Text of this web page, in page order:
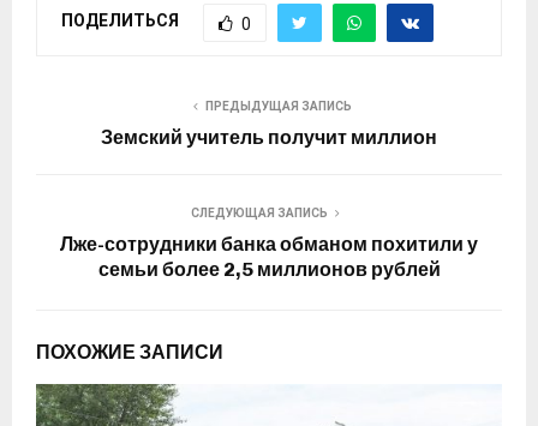
ПОДЕЛИТЬСЯ 0
ПРЕДЫДУЩАЯ ЗАПИСЬ
Земский учитель получит миллион
СЛЕДУЮЩАЯ ЗАПИСЬ
Лже-сотрудники банка обманом похитили у
семьи более 2,5 миллионов рублей
ПОХОЖИЕ ЗАПИСИ